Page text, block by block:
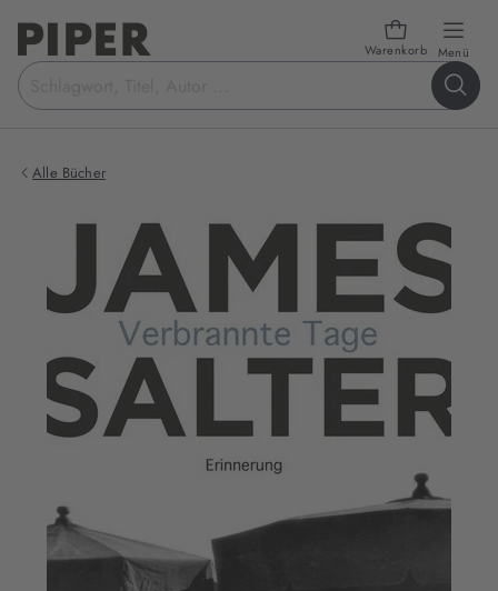
Warenkorb Menü
Suchbegriff
eingeben
Alle Bücher